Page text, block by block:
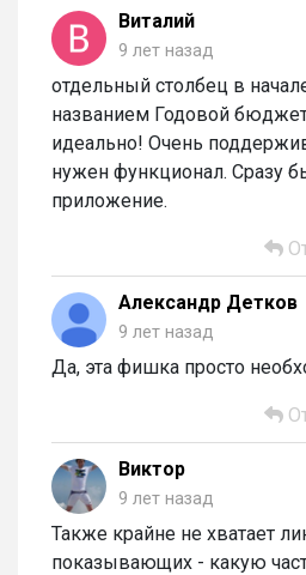
Виталий
9 лет назад
отдельный столбец в
названием Годовой
идеально! Очень
нужен функционал. Сразу
приложение.
Александр Детков
9 лет назад
Да, эта фишка просто
Виктор
9 лет назад
Также крайне не хватает
показывающих - какую